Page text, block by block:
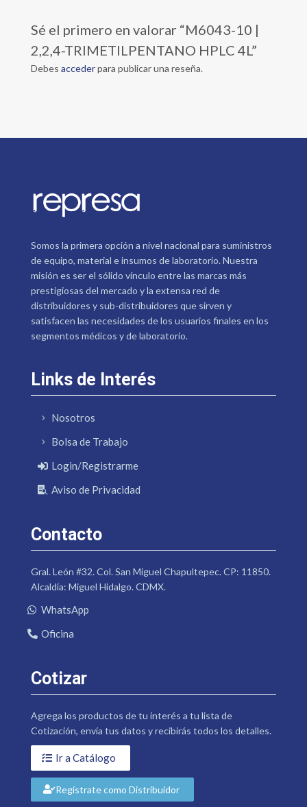
Sé el primero en valorar “M6043-10 |
2,2,4-TRIMETILPENTANO HPLC 4L”
Debes accederpara publicar una reseña.
Somos la primera opción a nivel nacional para suministros
de equipo, material e insumos de laboratorio. Nuestra
misión es ser el sólido vínculo entre las marcas más
prestigiosas del mercado y la extensa red de
distribuidores y sub-distribuidores que sirven y
satisfacen las necesidades de los usuarios finales en los
segmentos médicos y de laboratorio.
Links de Interés
Nosotros
Bolsa de Trabajo
Login/Registrarme
Aviso de Privacidad
Contacto
Gral. León #32. Col. San Miguel Chapultepec. CP: 11850.
Alcaldía: Miguel Hidalgo. CDMX.
WhatsApp
Oficina
Cotizar
Agrega los productos de tu interés a tu lista de
Cotización, envía tus datos y recibirás todos los detalles.
Ir a Catálogo
Regístrate como Distribuidor